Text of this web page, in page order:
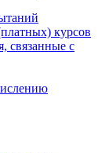
курсов
связанные с